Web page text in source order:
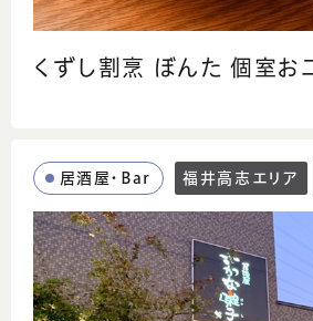
くずし割烹 ぼんた 個室お
居酒屋・Bar 福井高志エリア